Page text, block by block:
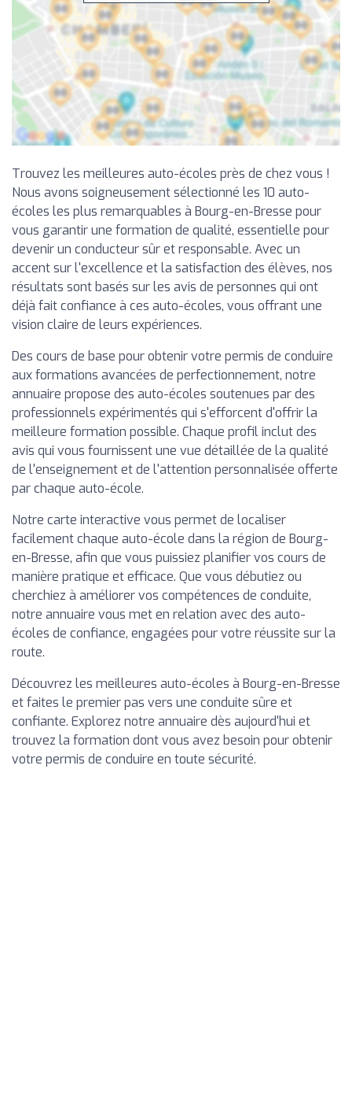
Trouvez les meilleures auto-écoles près de chez vous !
Nous avons soigneusement sélectionné les 10 auto-
écoles les plus remarquables à Bourg-en-Bresse pour
vous garantir une formation de qualité, essentielle pour
devenir un conducteur sûr et responsable. Avec un
accent sur l'excellence et la satisfaction des élèves, nos
résultats sont basés sur les avis de personnes qui ont
déjà fait confiance à ces auto-écoles, vous offrant une
vision claire de leurs expériences.
Des cours de base pour obtenir votre permis de conduire
aux formations avancées de perfectionnement, notre
annuaire propose des auto-écoles soutenues par des
professionnels expérimentés qui s'efforcent d'offrir la
meilleure formation possible. Chaque profil inclut des
avis qui vous fournissent une vue détaillée de la qualité
de l'enseignement et de l'attention personnalisée offerte
par chaque auto-école.
Notre carte interactive vous permet de localiser
facilement chaque auto-école dans la région de Bourg-
en-Bresse, afin que vous puissiez planifier vos cours de
manière pratique et efficace. Que vous débutiez ou
cherchiez à améliorer vos compétences de conduite,
notre annuaire vous met en relation avec des auto-
écoles de confiance, engagées pour votre réussite sur la
route.
Découvrez les meilleures auto-écoles à Bourg-en-Bresse
et faites le premier pas vers une conduite sûre et
confiante. Explorez notre annuaire dès aujourd'hui et
trouvez la formation dont vous avez besoin pour obtenir
votre permis de conduire en toute sécurité.